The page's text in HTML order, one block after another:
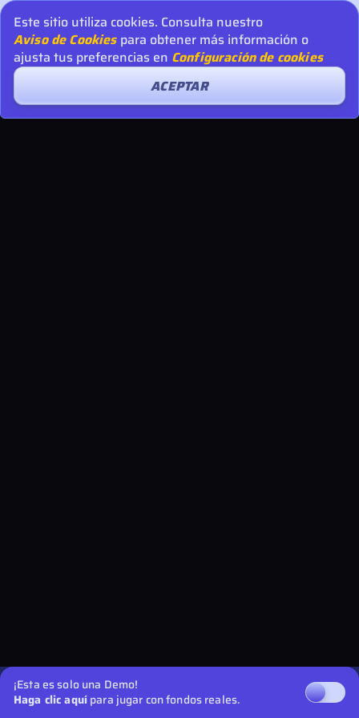
¡Esta es solo una Demo!
Haga clic aquípara jugar con fondos reales.
Este sitio utiliza cookies. Consulta nuestro
Aviso de Cookiespara obtener más información o
ajusta tus preferencias en Configuración de cookies
ACEPTAR